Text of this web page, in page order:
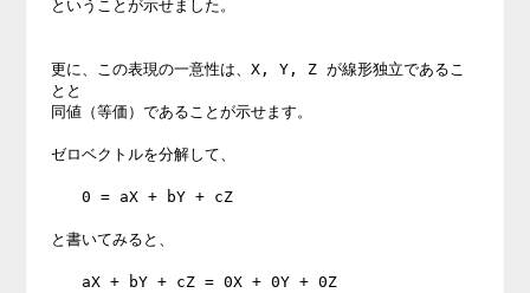
ということが示せました。
更に、この表現の一意性は、X, Y, Z が線形独立であるこ
とと
同値（等価）であることが示せます。
ゼロベクトルを分解して、
0 = aX + bY + cZ
と書いてみると、
aX + bY + cZ = 0X + 0Y + 0Z